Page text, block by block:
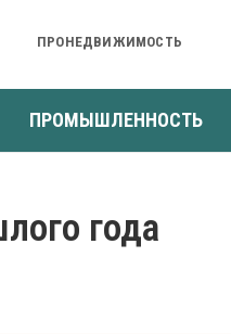
ПРОНЕДВИЖИМОСТЬ
ПРОМЫШЛЕННОСТЬ
года